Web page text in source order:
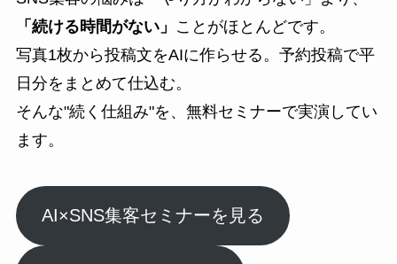
「続ける時間がない」 ことがほとんどです。
写真1枚から投稿文をAIに作らせる。予約投稿で平
日分をまとめて仕込む。
そんな"続く仕組み"を、無料セミナーで実演してい
ます。
AI×SNS集客セミナーを見る